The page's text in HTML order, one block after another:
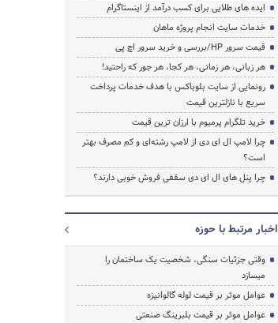
ایده های طلایی برای کسب درآمد از اینستاگرام
خدمات سایت انجام پروژه ماهان
قیمت سرور HP/بررسی و خرید سرور اچ پی
هر زبانی، هر زمانی، هر کجا، هر جور که راحتید!
رونمایی از سایت بلوباکس با هدف خدمات پرداخت
سریع با نازلترین قیمت
خرید تلگرام پرمیوم با ارزان ترین قیمت
چرا لامپ ال ای دی از لامپ رشته‌ای و کم مصرف بهتر
است؟
چرا پنل های ال ای دی سقفی فروش خوبی دارند؟
اخبار مرتبط با حوزه
وقتی جزئیات سنگی، شخصیت یک ساختمان را
میسازد
عوامل موثر بر قیمت لوله گالوانیزه
عوامل موثر بر قیمت بلبرینگ صنعتی